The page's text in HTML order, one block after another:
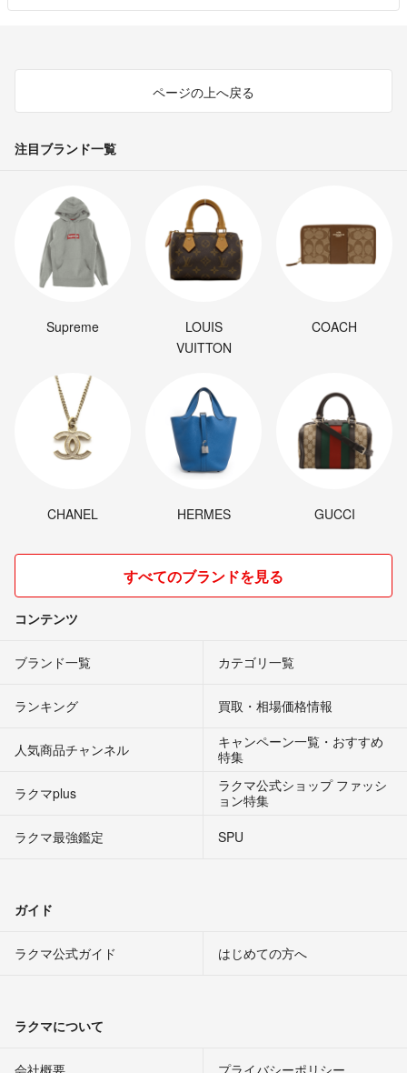
ページの上へ戻る
注目ブランド一覧
Supreme
LOUIS
VUITTON
COACH
CHANEL HERMES GUCCI
すべてのブランドを見る
コンテンツ
ブランド一覧 カテゴリ一覧
ランキング 買取・相場価格情報
人気商品チャンネル
キャンペーン一覧・おすすめ
特集
ラクマplus
ラクマ公式ショップ ファッシ
ョン特集
ラクマ最強鑑定
SPU
ガイド
ラクマ公式ガイド はじめての方へ
ラクマについて